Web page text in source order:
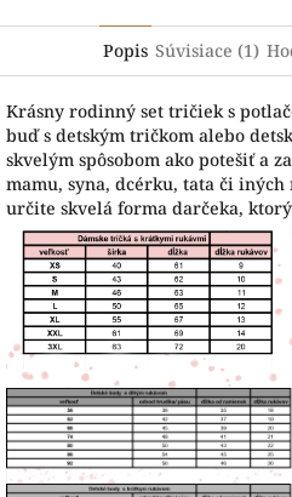
Popis Súvisiace (1)
Krásny rodinný set tričiek s
buď s detským tričkom alebo
skvelým spôsobom ako potešiť a
mamu, syna, dcérku, tata či
určite skvelá forma darčeka,